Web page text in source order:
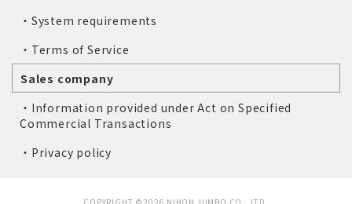
・System requirements
・Terms of Service
Sales company
・Information provided under Act on Specified
Commercial Transactions
・Privacy policy